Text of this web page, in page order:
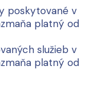
poskytované v
platný od
služieb v
platný od